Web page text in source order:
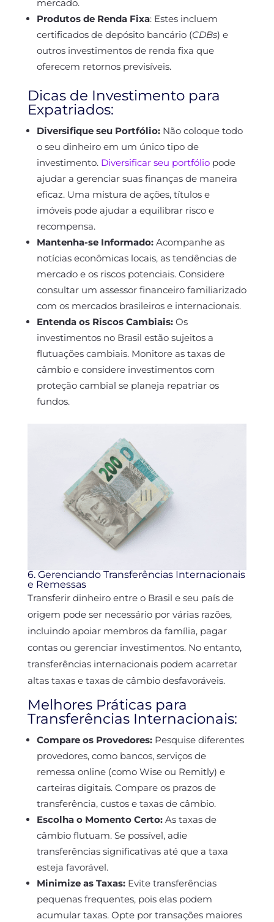
mercado.
Produtos de Renda Fixa:Estes incluem
certificados de depósito bancário(CDBs) e
outros investimentos de renda fixa que
oferecem retornos previsíveis.
Dicas de Investimento para
Expatriados:
Diversifique seu Portfólio:Não coloque todo
o seu dinheiro em um único tipo de
investimento. Diversificar seu portfóliopode
ajudar a gerenciar suas finanças de maneira
eficaz. Uma mistura de ações, títulos e
imóveis pode ajudar a equilibrar risco e
recompensa.
Mantenha-se Informado:Acompanhe as
notícias econômicas locais, as tendências de
mercado e os riscos potenciais. Considere
consultar um assessor financeiro familiarizado
com os mercados brasileiros e internacionais.
Entenda os Riscos Cambiais:Os
investimentos no Brasil estão sujeitos a
flutuações cambiais. Monitore as taxas de
câmbio e considere investimentos com
proteção cambial se planeja repatriar os
fundos.
6. Gerenciando Transferências Internacionais
e Remessas
Transferir dinheiro entre o Brasil e seu país de
origem pode ser necessário por várias razões,
incluindo apoiar membros da família, pagar
contas ou gerenciar investimentos. No entanto,
transferências internacionais podem acarretar
altas taxas e taxas de câmbio desfavoráveis.
Melhores Práticas para
Transferências Internacionais:
Compare os Provedores:Pesquise diferentes
provedores, como bancos, serviços de
remessa online (como Wise ou Remitly) e
carteiras digitais. Compare os prazos de
transferência, custos e taxas de câmbio.
Escolha o Momento Certo:As taxas de
câmbio flutuam. Se possível, adie
transferências significativas até que a taxa
esteja favorável.
Minimize as Taxas:Evite transferências
pequenas frequentes, pois elas podem
acumular taxas. Opte por transações maiores